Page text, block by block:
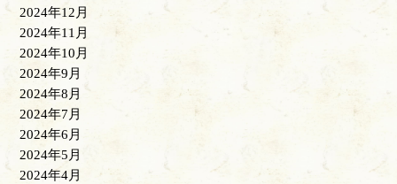
2024年12月
2024年11月
2024年10月
2024年9月
2024年8月
2024年7月
2024年6月
2024年5月
2024年4月